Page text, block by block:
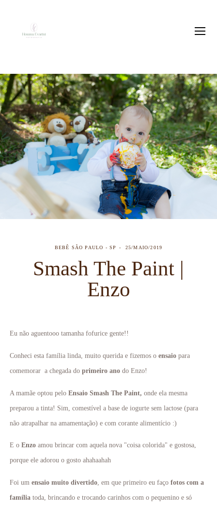
BEBÊ SÃO PAULO - SP 25/MAIO/2019
Smash The Paint |
Enzo
Eu não aguentooo tamanha fofurice gente!!
Conheci esta família linda, muito querida e fizemos o ensaio para
comemorar a chegada do primeiro ano do Enzo!
A mamãe optou pelo Ensaio Smash The Paint, onde ela mesma
preparou a tinta! Sim, comestível a base de iogurte sem lactose (para
não atrapalhar na amamentação) e com corante alimentício :)
E o Enzo amou brincar com aquela nova "coisa colorida" e gostosa,
porque ele adorou o gosto ahahaahah
Foi um ensaio muito divertido , em que primeiro eu faço fotos com a
família toda, brincando e trocando carinhos com o pequenino e só